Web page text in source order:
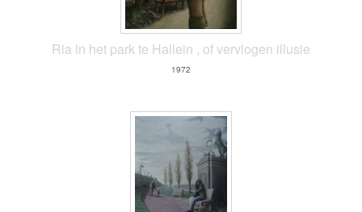
Ria in het park te Hallein , of vervlogen illusie
1972